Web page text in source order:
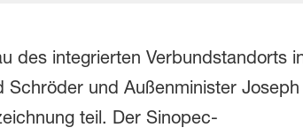
des integrierten Verbundstandorts
und Außenminister
teil. Der Sinopec-